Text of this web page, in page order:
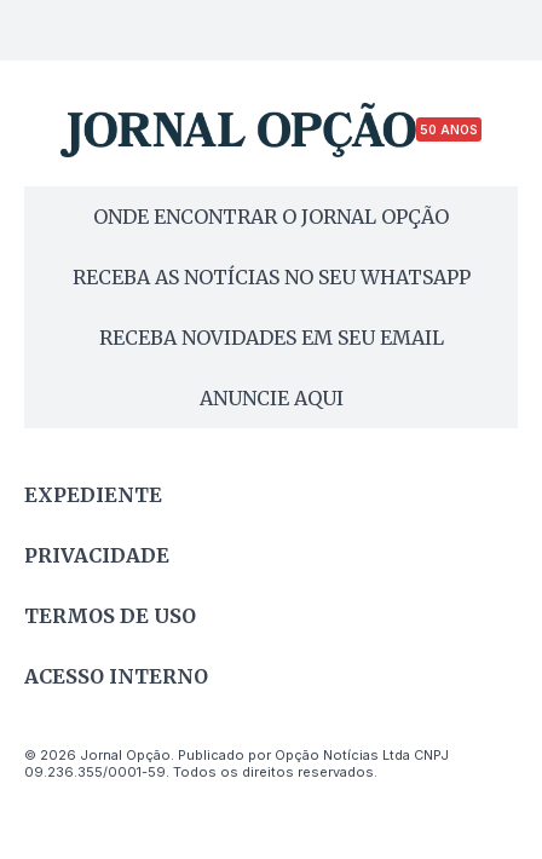
50 ANOS
ONDE ENCONTRAR O JORNAL OPÇÃO
RECEBA AS NOTÍCIAS NO SEU WHATSAPP
RECEBA NOVIDADES EM SEU EMAIL
ANUNCIE AQUI
EXPEDIENTE
PRIVACIDADE
TERMOS DE USO
ACESSO INTERNO
© 2026 Jornal Opção. Publicado por Opção Notícias Ltda CNPJ
09.236.355/0001-59. Todos os direitos reservados.